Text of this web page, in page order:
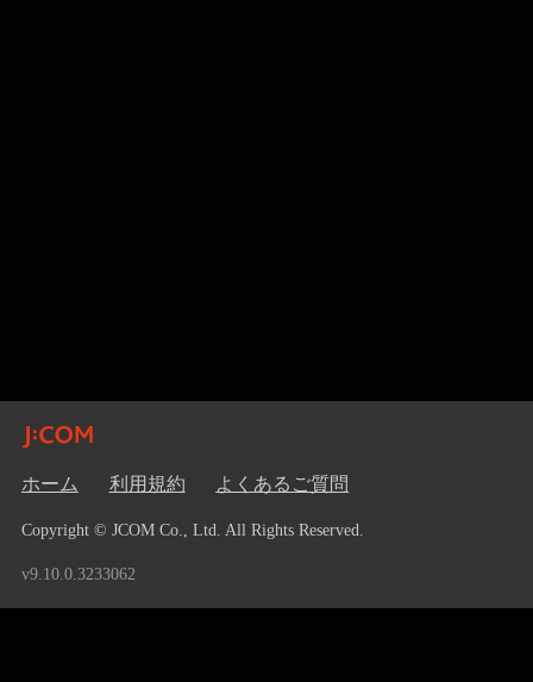
ホーム 利用規約 よくあるご質問
Copyright © JCOM Co., Ltd. All Rights Reserved.
v9.10.0.3233062